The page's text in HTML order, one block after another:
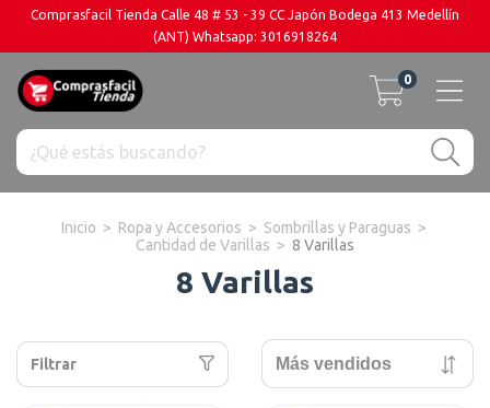
Comprasfacil Tienda Calle 48 # 53 - 39 CC Japón Bodega 413 Medellín
(ANT) Whatsapp: 3016918264
0
Inicio > Ropa y Accesorios > Sombrillas y Paraguas >
Cantidad de Varillas > 8 Varillas
8 Varillas
Filtrar